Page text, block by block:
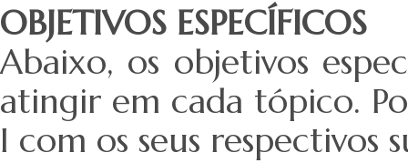
OBJETIVOS ESPECÍFICOS
Abaixo, os objetivos
atingir em cada tópico.
I com os seus respectivos